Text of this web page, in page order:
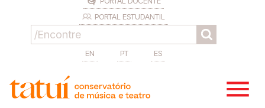
PORTAL ESTUDANTIL
EN PT ES